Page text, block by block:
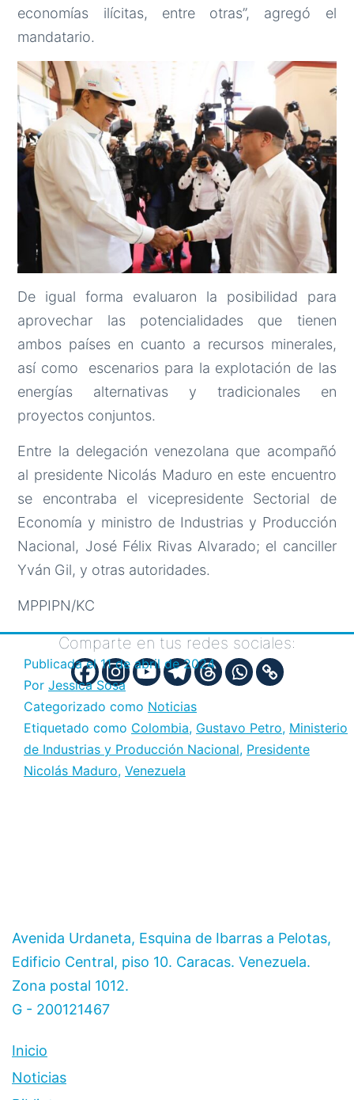
economías ilícitas, entre otras”, agregó el
mandatario.
De igual forma evaluaron la posibilidad para
aprovechar las potencialidades que tienen
ambos países en cuanto a recursos minerales,
así como escenarios para la explotación de las
energías alternativas y tradicionales en
proyectos conjuntos.
Entre la delegación venezolana que acompañó
al presidente Nicolás Maduro en este encuentro
se encontraba el vicepresidente Sectorial de
Economía y ministro de Industrias y Producción
Nacional, José Félix Rivas Alvarado; el canciller
Yván Gil, y otras autoridades.
MPPIPN/KC
Comparte en tus redes sociales:
Publicada el11 de abril de 2024
Por Jessica Sosa
Categorizado como Noticias
Etiquetado como Colombia, Gustavo Petro, Ministerio
de Industrias y Producción Nacional, Presidente
Nicolás Maduro, Venezuela
Avenida Urdaneta, Esquina de Ibarras a Pelotas,
Edificio Central, piso 10. Caracas. Venezuela.
Zona postal 1012.
G - 200121467
Inicio
Noticias